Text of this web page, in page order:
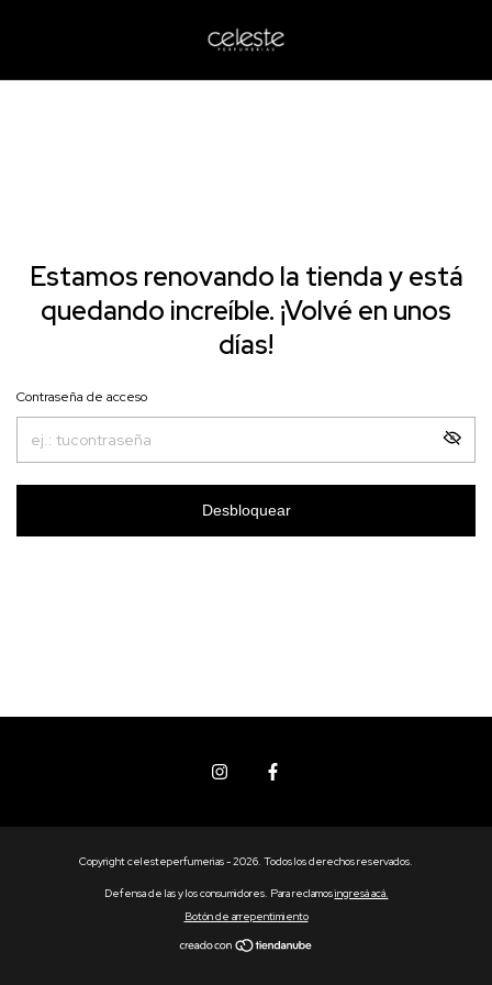
Estamos renovando la tienda y está
quedando increíble. ¡Volvé en unos
días!
Contraseña de acceso
Desbloquear
Copyright celesteperfumerias - 2026. Todos los derechos reservados.
Defensa de las y los consumidores. Para reclamosingresá acá.
Botón de arrepentimiento